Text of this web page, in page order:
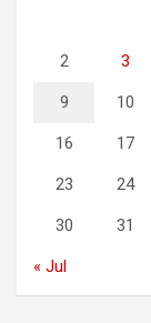
2 3
9 10
16 17
23 24
30 31
« Jul